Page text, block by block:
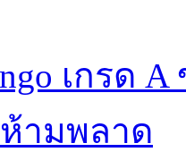
เกรด
ามพลาด